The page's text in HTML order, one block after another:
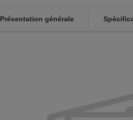
Présentation générale